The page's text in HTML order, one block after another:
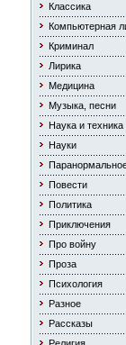
Классика
Компьютерная
Криминал
Лирика
Медицина
Музыка, песни
Наука и техника
Науки
Повести
Политика
Приключения
Про войну
Проза
Психология
Разное
Рассказы